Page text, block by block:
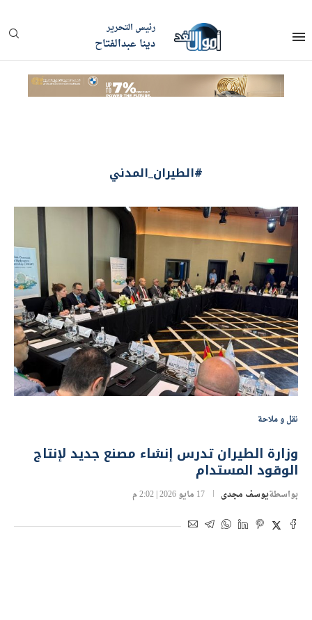
رئيس التحرير
دينا عبدالفتاح
#الطيران_المدني
نقل و ملاحة
وزارة الطيران تدرس إنشاء مصنع جديد لإنتاج
الوقود المستدام
بواسطةيوسف مجدى 17 مايو 2026 | 2:02 م